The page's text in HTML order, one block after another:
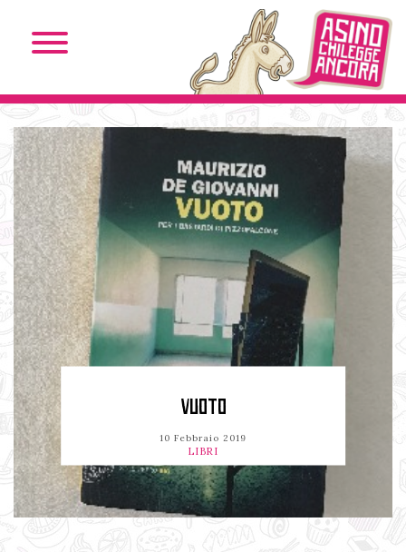
VUOTO
10 Febbraio 2019
LIBRI